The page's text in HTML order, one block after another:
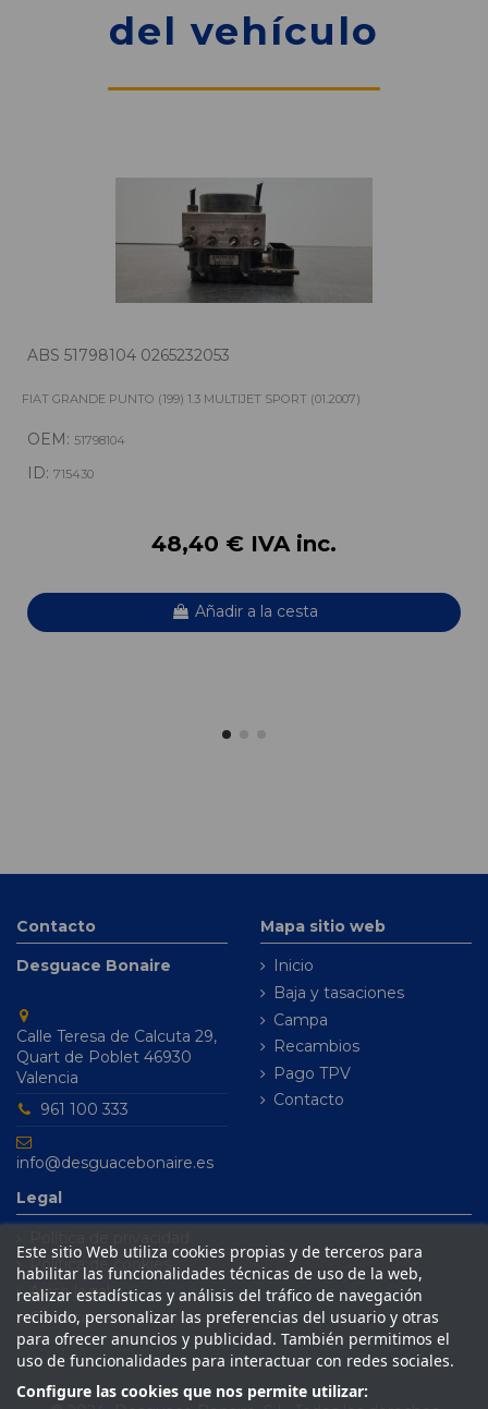
del vehículo
ABS 51798104 0265232053
FIAT GRANDE PUNTO (199) 1.3 MULTIJET SPORT (01.2007)
OEM: 51798104
ID: 715430
48,40 € IVA inc.
Añadir a la cesta
Contacto
Desguace Bonaire
Calle Teresa de Calcuta 29,
Quart de Poblet 46930
Valencia
961 100 333
info@desguacebonaire.es
Mapa sitio web
Inicio
Baja y tasaciones
Campa
Recambios
Pago TPV
Contacto
Legal
Política de cookies
Aviso legal
Condiciones de venta
Este sitio Web utiliza cookies propias y de terceros para
habilitar las funcionalidades técnicas de uso de la web,
realizar estadísticas y análisis del tráfico de navegación
recibido, personalizar las preferencias del usuario y otras
para ofrecer anuncios y publicidad. También permitimos el
uso de funcionalidades para interactuar con redes sociales.
Configure las cookies que nos permite utilizar: